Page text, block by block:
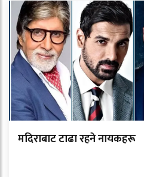
मदिराबाट टाढा रहने नायकहरू